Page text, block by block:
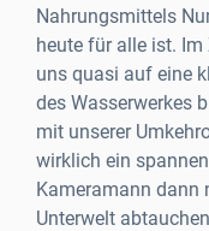
Nahrungsmittels
heute für alle ist. Im
uns quasi auf eine
des Wasserwerkes
mit unserer
wirklich ein
Kameramann dann
Unterwelt